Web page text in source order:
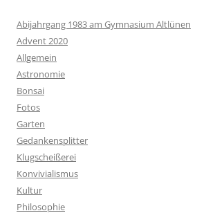
Abijahrgang 1983 am Gymnasium Altlünen
Advent 2020
Allgemein
Astronomie
Bonsai
Fotos
Garten
Gedankensplitter
Klugscheißerei
Konvivialismus
Kultur
Philosophie